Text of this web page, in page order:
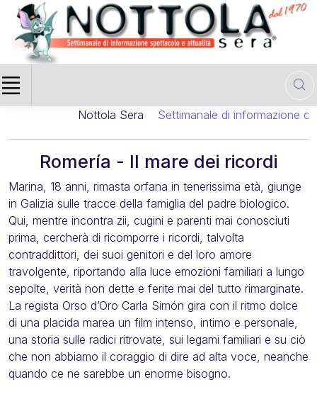
Nottola Sera Settimanale di informazione
Romería - Il mare dei ricordi
Marina, 18 anni, rimasta orfana in tenerissima età, giunge
in Galizia sulle tracce della famiglia del padre biologico.
Qui, mentre incontra zii, cugini e parenti mai conosciuti
prima, cercherà di ricomporre i ricordi, talvolta
contraddittori, dei suoi genitori e del loro amore
travolgente, riportando alla luce emozioni familiari a lungo
sepolte, verità non dette e ferite mai del tutto rimarginate.
La regista Orso d’Oro Carla Simón gira con il ritmo dolce
di una placida marea un film intenso, intimo e personale,
una storia sulle radici ritrovate, sui legami familiari e su ciò
che non abbiamo il coraggio di dire ad alta voce, neanche
quando ce ne sarebbe un enorme bisogno.